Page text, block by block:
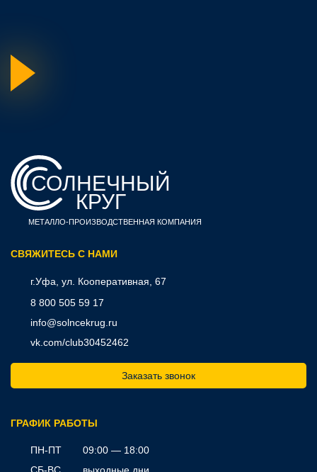
СОЛНЕЧНЫЙ
КРУГ
МЕТАЛЛО-ПРОИЗВОДСТВЕННАЯ КОМПАНИЯ
CВЯЖИТЕСЬ С НАМИ
г.Уфа, ул. Кооперативная, 67
8 800 505 59 17
info@solncekrug.ru
vk.com/club30452462
Заказать звонок
ГРАФИК РАБОТЫ
ПН-ПТ
09:00 — 18:00
СБ-ВС
выходные дни